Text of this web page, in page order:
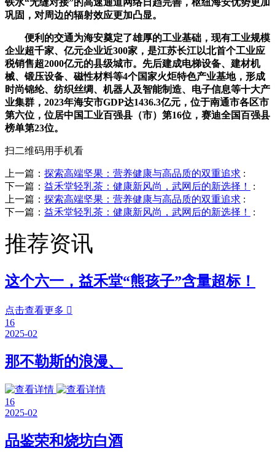
铁水“无缝对接”的高速通道网络日趋完善，枢纽海安优势更加
巩固，对周边的辐射效应更加凸显。
便利的交通为海安奠定了雄厚的工业基础，现有工业规模
企业超千家、亿元企业近300家，是江苏长江以北首个工业应
税销售超2000亿元的县级城市。先后建成电梯设备、建材机
械、锻压设备、磁性材料等4个国家火炬特色产业基地，形成
时尚锦纶、纺织丝绸、机器人及智能制造、电子信息等十大产
业集群，2023年海安市GDP达1436.3亿元，位于南通市各区市
第六位，位居中国工业百强县（市）第16位，赛迪全国百强县
榜单第23位。
扫二维码用手机看
上一篇： 探索高端坚果：营养健康与高品质的双重追求 :
下一篇： 益禾堂轻乳茶：健康新风尚，武网后的新选择！
:
上一篇： 探索高端坚果：营养健康与高品质的双重追求 :
下一篇： 益禾堂轻乳茶：健康新风尚，武网后的新选择！ :
推荐资讯
这个六一，益禾堂“熊孩子”含量超标！
点击查看更多 
16
2025-02
那不勒斯的浪漫、
16
2025-02
品鉴荣和烧坊白酒